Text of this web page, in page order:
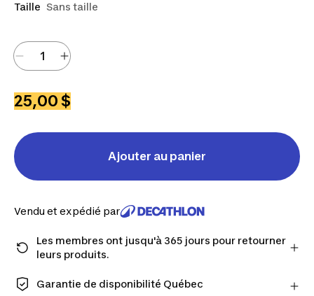
Taille Sans taille
25,00 $
Ajouter au panier
Vendu et expédié par
Les membres ont jusqu'à 365 jours pour retourner
leurs produits.
plus de temps pour retourner les produits au cas où
Garantie de disponibilité Québec